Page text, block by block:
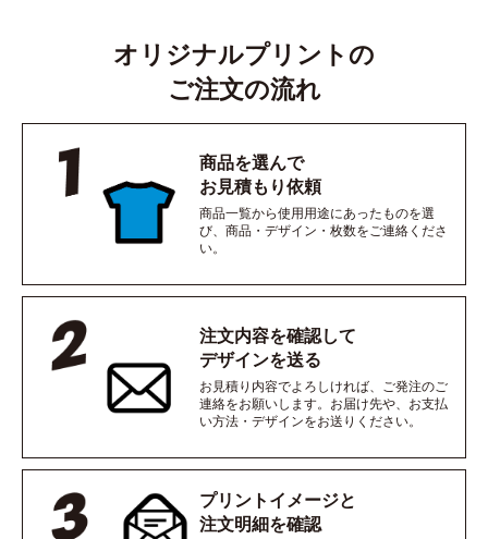
オリジナルプリントの
ご注文の流れ
商品を選んで
お見積もり依頼
商品一覧から使用用途にあったものを選
び、商品・デザイン・枚数をご連絡くださ
い。
注文内容を確認して
デザインを送る
お見積り内容でよろしければ、ご発注のご
連絡をお願いします。お届け先や、お支払
い方法・デザインをお送りください。
プリントイメージと
注文明細を確認